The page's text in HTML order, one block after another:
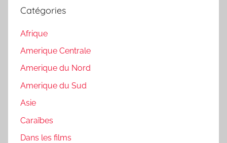
Catégories
Afrique
Amerique Centrale
Amerique du Nord
Amerique du Sud
Asie
Caraïbes
Dans les films